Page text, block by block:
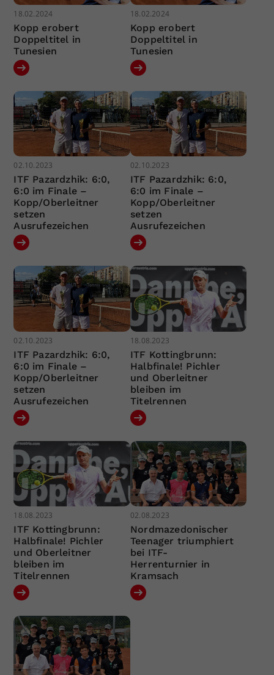
18.02.2024
Kopp erobert
Doppeltitel in
Tunesien
18.02.2024
Kopp erobert
Doppeltitel in
Tunesien
02.10.2023
ITF Pazardzhik: 6:0,
6:0 im Finale –
Kopp/Oberleitner
setzen
Ausrufezeichen
02.10.2023
ITF Pazardzhik: 6:0,
6:0 im Finale –
Kopp/Oberleitner
setzen
Ausrufezeichen
02.10.2023
ITF Pazardzhik: 6:0,
6:0 im Finale –
Kopp/Oberleitner
setzen
Ausrufezeichen
18.08.2023
ITF Kottingbrunn:
Halbfinale! Pichler
und Oberleitner
bleiben im
Titelrennen
18.08.2023
ITF Kottingbrunn:
Halbfinale! Pichler
und Oberleitner
bleiben im
Titelrennen
02.08.2023
Nordmazedonischer
Teenager triumphiert
bei ITF-
Herrenturnier in
Kramsach